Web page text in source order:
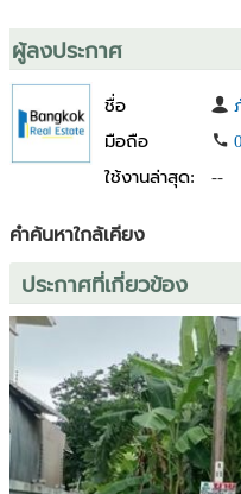
-ใกล้ ตลาดจ่าศาล ตลาดสดเคหะ
-ใกล้ เซเว่น อีเลฟเว่น หลายสาข
สถานศึกษา หลายสถาบัน
-โรงเรียน เตรียมอุดมศึกษาน้อม
-โรงเรียน นวมินทราชินูทิศ เต
-โรงเรียน สุเหร่าซีรอ
-โรงเรียน สามแยกคลองหลอแหล
-โรงเรียน โสมาภานุสรณ์
คุณณัทกร(บอล นายหน้า) 062-
รับฝากขาย/หาซื้อ บ้าน คอนโด
ติดต่อสอบถามได้ นายหน้าใจ
ทรัพย์100%***
ต้องการพิกัดแผนที่ หรือข้อมูลเ
ผู้ลงประกาศ
ชื่อ
มือถือ
ใช้งานล่าสุด:
--
คำค้นหาใกล้เคียง
ประกาศที่เกี่ยวข้อง